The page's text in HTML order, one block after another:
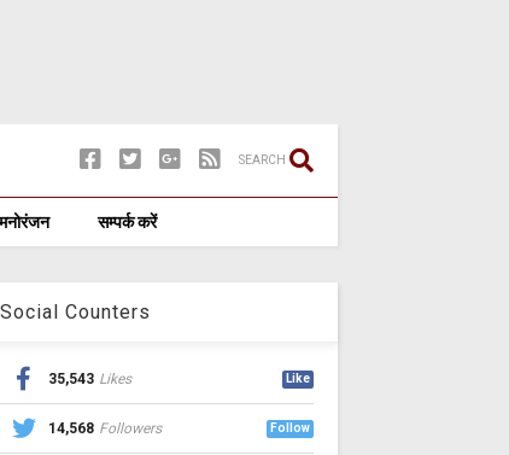
SEARCH
मनोरंजन सम्पर्क करें
Social Counters
35,543 Likes Like
14,568 Followers Follow